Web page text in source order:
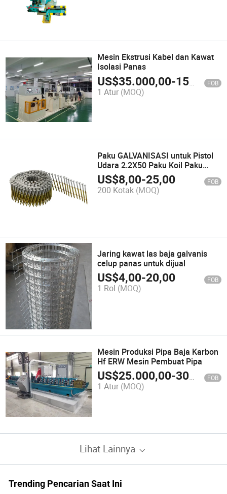
Mesin Ekstrusi Kabel dan Kawat
Isolasi Panas
US$35.000,00-150.000,00 FOB
1 Atur (MOQ)
Paku GALVANISASI untuk Pistol
Udara 2.2X50 Paku Koil Paku
Sekrup Batang Biasa
US$8,00-25,00 FOB
200 Kotak (MOQ)
Jaring kawat las baja galvanis
celup panas untuk dijual
US$4,00-20,00 FOB
1 Rol (MOQ)
Mesin Produksi Pipa Baja Karbon
Hf ERW Mesin Pembuat Pipa
US$25.000,00-300.000,00 FOB
1 Atur (MOQ)
Lihat Lainnya
Trending Pencarian Saat Ini